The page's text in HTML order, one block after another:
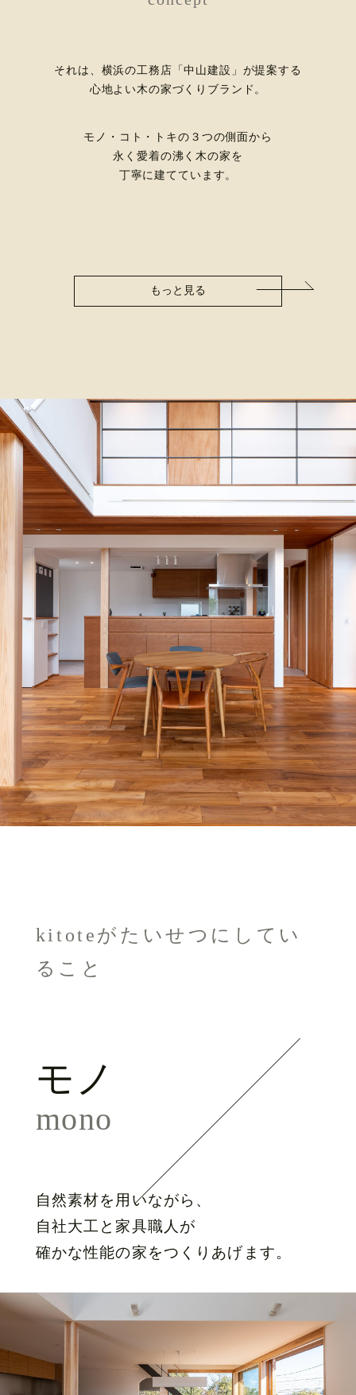
それは、横浜の工務店「中山建設」が提案する
心地よい木の家づくりブランド。
モノ・コト・トキの３つの側面から
永く愛着の沸く木の家を
丁寧に建てています。
もっと見る
kitoteがたいせつにしてい
ること
モノ
mono
自然素材を用いながら、
自社大工と家具職人が
確かな性能の家をつくりあげます。